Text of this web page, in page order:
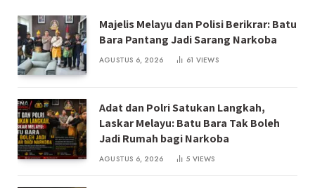
Majelis Melayu dan Polisi Berikrar: Batu
Bara Pantang Jadi Sarang Narkoba
AGUSTUS 6, 2026 61 VIEWS
Adat dan Polri Satukan Langkah,
Laskar Melayu: Batu Bara Tak Boleh
Jadi Rumah bagi Narkoba
AGUSTUS 6, 2026 5 VIEWS